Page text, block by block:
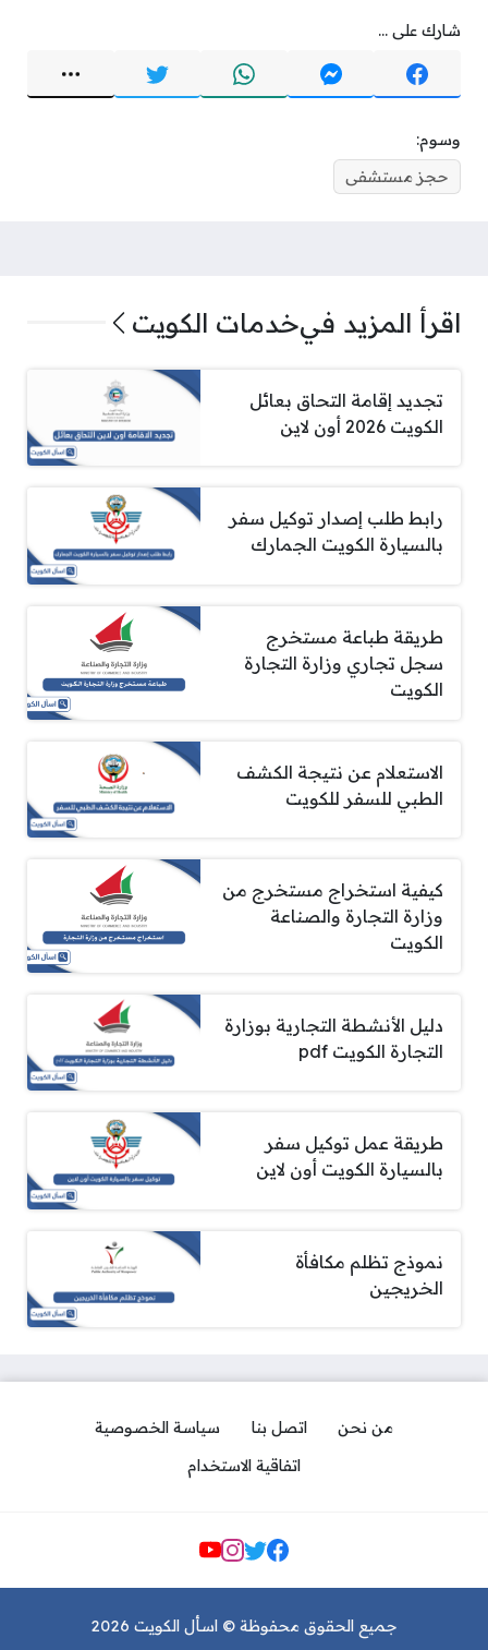
شارك على ...
وسوم:
حجز مستشفى
اقرأ المزيد فيخدمات الكويت
تجديد إقامة التحاق بعائل
الكويت 2026 أون لاين
رابط طلب إصدار توكيل سفر
بالسيارة الكويت الجمارك
طريقة طباعة مستخرج
سجل تجاري وزارة التجارة
الكويت
الاستعلام عن نتيجة الكشف
الطبي للسفر للكويت
كيفية استخراج مستخرج من
وزارة التجارة والصناعة
الكويت
دليل الأنشطة التجارية بوزارة
التجارة الكويت pdf
طريقة عمل توكيل سفر
بالسيارة الكويت أون لاين
نموذج تظلم مكافأة
الخريجين
من نحن اتصل بنا
سياسة الخصوصية
اتفاقية الاستخدام
مواقع التواصل
جميع الحقوق محفوظة © اسأل الكويت 2026